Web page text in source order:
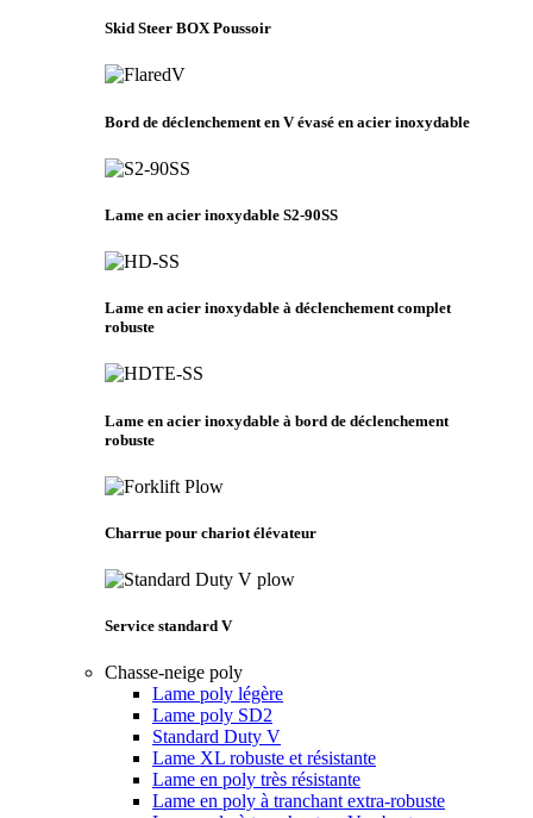
Skid Steer BOX Poussoir
Bord de déclenchement en V évasé en acier inoxydable
Lame en acier inoxydable S2-90SS
Lame en acier inoxydable à déclenchement complet
robuste
Lame en acier inoxydable à bord de déclenchement
robuste
Charrue pour chariot élévateur
Service standard V
Chasse-neige poly
Lame poly légère
Lame poly SD2
Standard Duty V
Lame XL robuste et résistante
Lame en poly très résistante
Lame en poly à tranchant extra-robuste